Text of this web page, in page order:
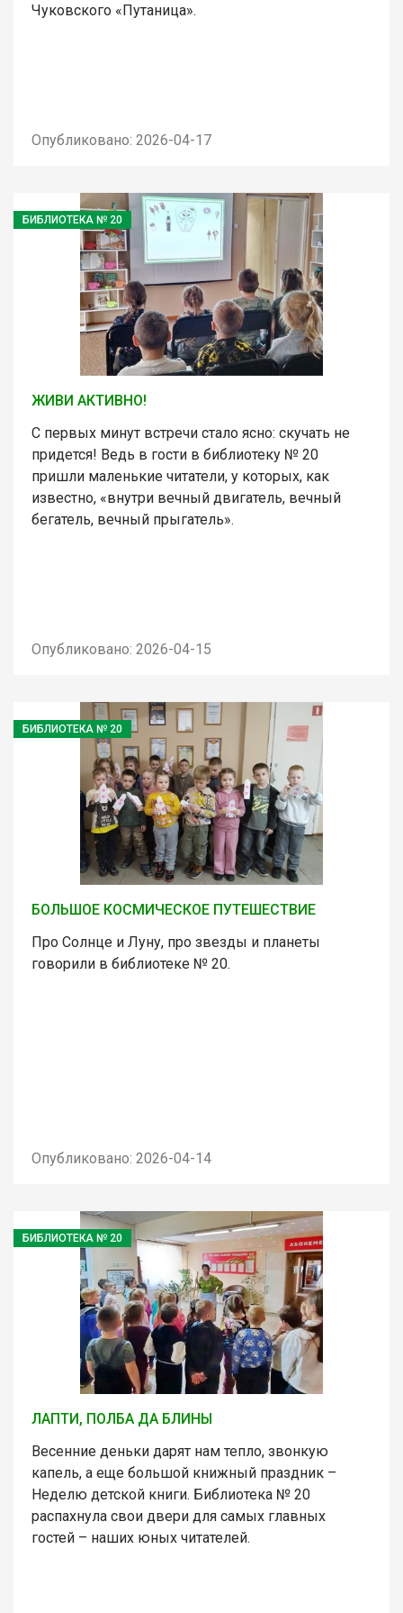
Чуковского «Путаница».
Опубликовано: 2026-04-17
БИБЛИОТЕКА № 20
ЖИВИ АКТИВНО!
С первых минут встречи стало ясно: скучать не
придется! Ведь в гости в библиотеку № 20
пришли маленькие читатели, у которых, как
известно, «внутри вечный двигатель, вечный
бегатель, вечный прыгатель».
Опубликовано: 2026-04-15
БИБЛИОТЕКА № 20
БОЛЬШОЕ КОСМИЧЕСКОЕ ПУТЕШЕСТВИЕ
Про Солнце и Луну, про звезды и планеты
говорили в библиотеке № 20.
Опубликовано: 2026-04-14
БИБЛИОТЕКА № 20
ЛАПТИ, ПОЛБА ДА БЛИНЫ
Весенние деньки дарят нам тепло, звонкую
капель, а еще большой книжный праздник –
Неделю детской книги. Библиотека № 20
распахнула свои двери для самых главных
гостей – наших юных читателей.